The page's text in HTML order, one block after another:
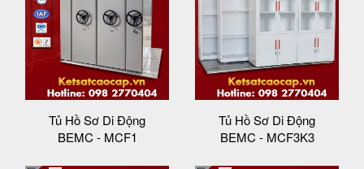
Tủ Hồ Sơ Di Động
BEMC - MCF1
Tủ Hồ Sơ Di Động
BEMC - MCF3K3